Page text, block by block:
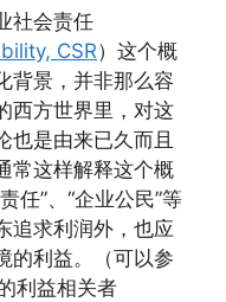
社会责任
CSR）这个概
背景，并非那么容
西方世界里，对这
也是由来已久而且
常这样解释这个概
任”、“企业公民”等
追求利润外，也应
的利益。（可以参
利益相关者